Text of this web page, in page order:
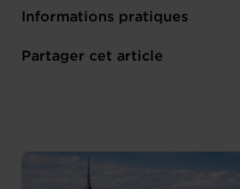
Informations pratiques
Lundi 18 Mai 2026 > Jeudi 21 Mai 2026
Partager cet article